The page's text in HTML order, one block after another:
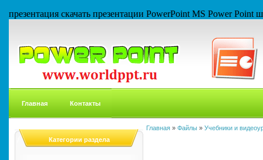
презентация скачать презентации PowerPoint MS Power
Главная Контакты
Категории раздела
Главная » Файлы » Учебники и